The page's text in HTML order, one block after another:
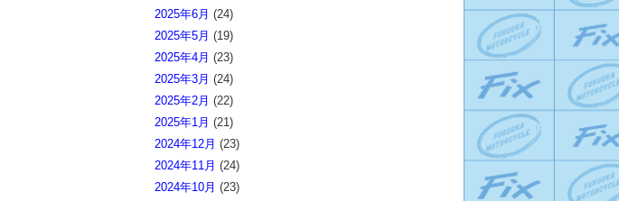
2025年6月 (24)
2025年5月 (19)
2025年4月 (23)
2025年3月 (24)
2025年2月 (22)
2025年1月 (21)
2024年12月 (23)
2024年11月 (24)
2024年10月 (23)